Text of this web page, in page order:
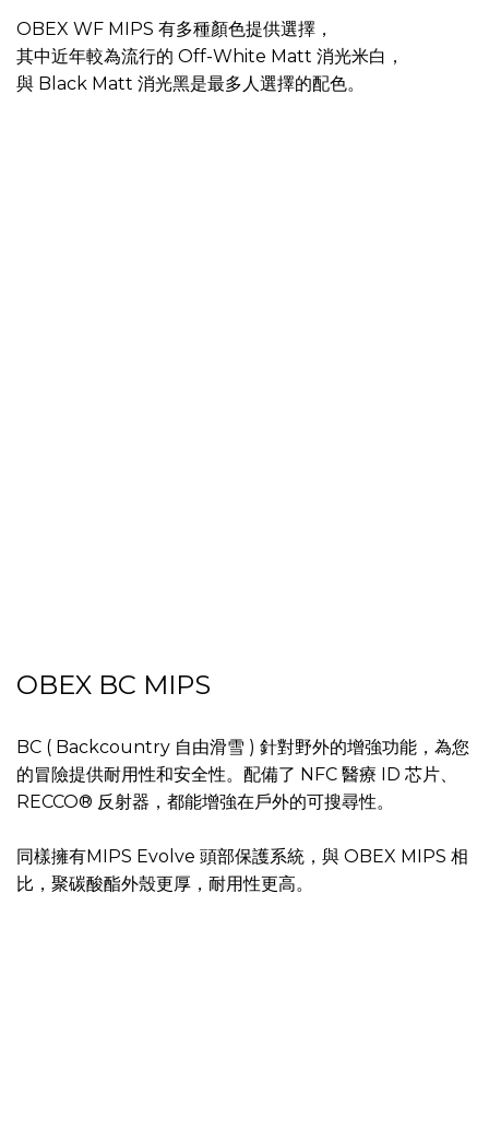
OBEX WF MIPS 有多種顏色提供選擇，
其中近年較為流行的 Off-White Matt 消光米白，
與 Black Matt 消光黑是最多人選擇的配色。
OBEX BC MIPS
BC ( Backcountry 自由滑雪 ) 針對野外的增強功能，為您
的冒險提供耐用性和安全性。配備了 NFC 醫療 ID 芯片、
RECCO® 反射器，都能增強在戶外的可搜尋性。
同樣擁有MIPS Evolve 頭部保護系統，與 OBEX MIPS 相
比，聚碳酸酯外殼更厚，耐用性更高。